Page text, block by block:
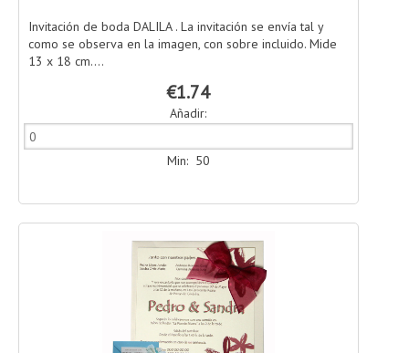
Invitación de boda DALILA . La invitación se envía tal y
como se observa en la imagen, con sobre incluido. Mide
13 x 18 cm....
€1.74
Añadir:
Min: 50